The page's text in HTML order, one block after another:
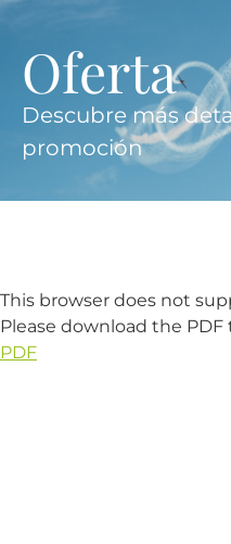
Oferta
Descubre más
promoción
This browser does not
Please download the PDF
PDF